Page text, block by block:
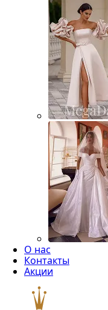
О нас
Контакты
Акции